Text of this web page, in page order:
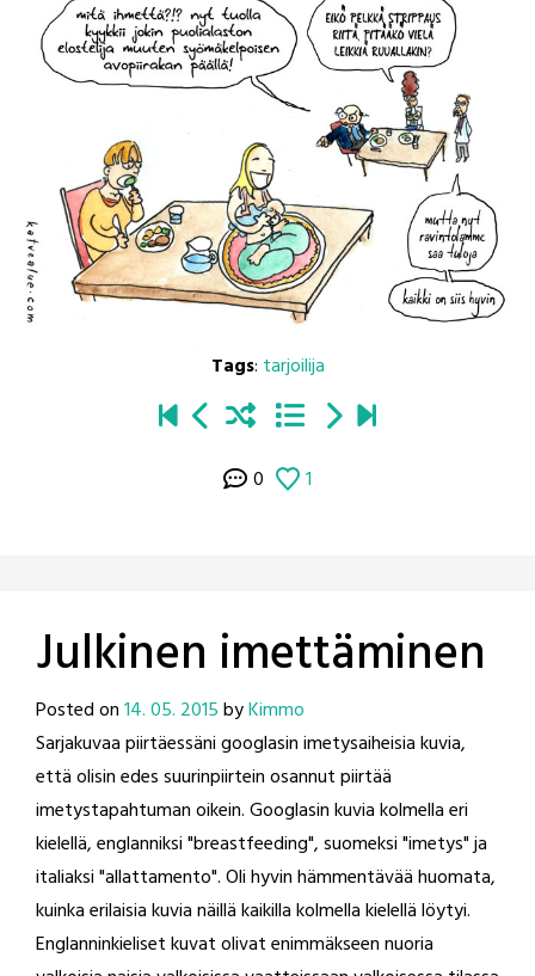
Tags: tarjoilija
0 1
Julkinen imettäminen
Posted on14. 05. 2015byKimmo
Sarjakuvaa piirtäessäni googlasin imetysaiheisia kuvia,
että olisin edes suurinpiirtein osannut piirtää
imetystapahtuman oikein. Googlasin kuvia kolmella eri
kielellä, englanniksi "breastfeeding", suomeksi "imetys" ja
italiaksi "allattamento". Oli hyvin hämmentävää huomata,
kuinka erilaisia kuvia näillä kaikilla kolmella kielellä löytyi.
Englanninkieliset kuvat olivat enimmäkseen nuoria